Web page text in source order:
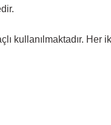
kullanılmaktadır.